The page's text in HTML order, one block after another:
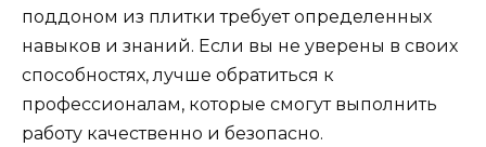
поддоном из плитки требует определенных
навыков и знаний. Если вы не уверены в своих
способностях, лучше обратиться к
профессионалам, которые смогут выполнить
работу качественно и безопасно.